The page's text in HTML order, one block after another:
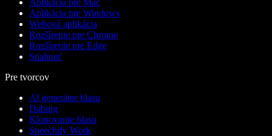
Aplikácia pre Windows
Webová aplikácia
Rozšírenie pre Chrome
Rozšírenie pre Edge
Stiahnuť
Pre tvorcov
AI generátor hlasu
Dabing
Klonovanie hlasu
Speechify Work